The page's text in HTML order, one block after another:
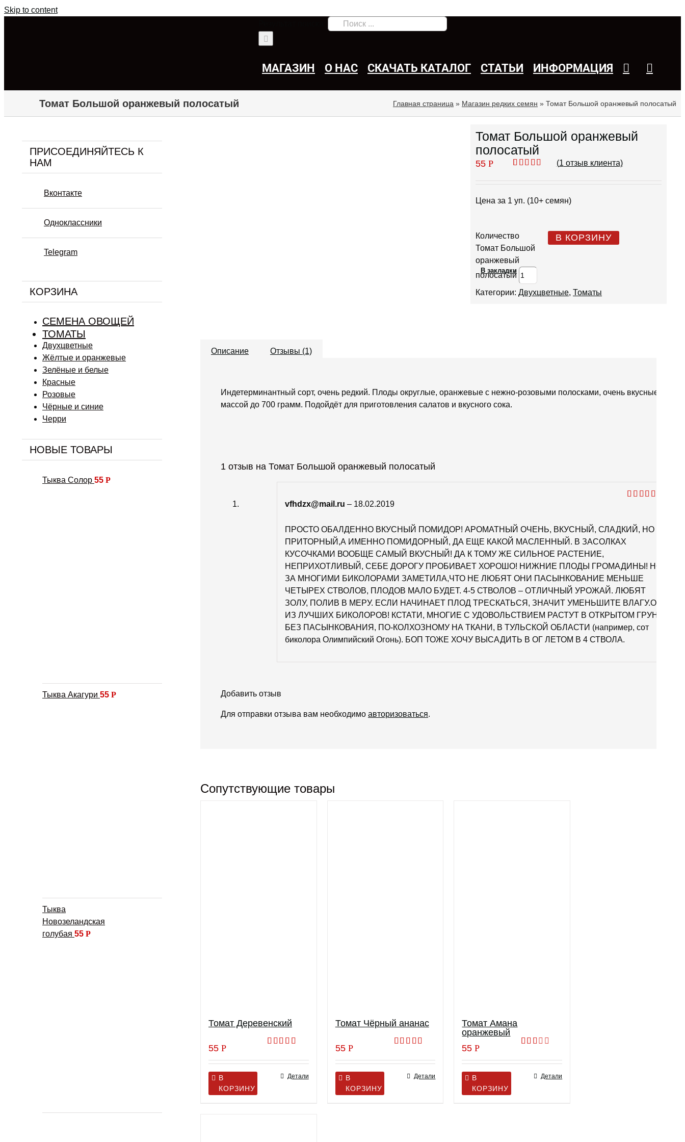
Skip to content
МАГАЗИН О НАС СКАЧАТЬ КАТАЛОГ СТАТЬИ ИНФОРМАЦИЯ
Томат Большой оранжевый полосатый Главная страница » Магазин редких семян » Томат Большой оранжевый полосатый
Томат Большой оранжевый
полосатый
55Р
опроса
пользователя
(1 отзыв клиента)
Цена за 1 уп. (10+ семян)
Количество
Томат Большой
оранжевый
полосатый
В КОРЗИНУ
В закладки
Категории:Двухцветные,Томаты
Описание Отзывы (1)
Индетерминантный сорт, очень редкий. Плоды округлые, оранжевые с нежно-розовыми полосками, очень вкусные,
массой до 700 грамм. Подойдёт для приготовления салатов и вкусного сока.
1 отзыв наТомат Большой оранжевый полосатый
vfhdzx@mail.ru– 18.02.2019
ПРОСТО ОБАЛДЕННО ВКУСНЫЙ ПОМИДОР! АРОМАТНЫЙ ОЧЕНЬ, ВКУСНЫЙ, СЛАДКИЙ, НО НЕ
ПРИТОРНЫЙ,А ИМЕННО ПОМИДОРНЫЙ, ДА ЕЩЕ КАКОЙ МАСЛЕННЫЙ. В ЗАСОЛКАХ
КУСОЧКАМИ ВООБЩЕ САМЫЙ ВКУСНЫЙ! ДА К ТОМУ ЖЕ СИЛЬНОЕ РАСТЕНИЕ,
НЕПРИХОТЛИВЫЙ, СЕБЕ ДОРОГУ ПРОБИВАЕТ ХОРОШО! НИЖНИЕ ПЛОДЫ ГРОМАДИНЫ! НО
ЗА МНОГИМИ БИКОЛОРАМИ ЗАМЕТИЛА,ЧТО НЕ ЛЮБЯТ ОНИ ПАСЫНКОВАНИЕ МЕНЬШЕ
ЧЕТЫРЕХ СТВОЛОВ, ПЛОДОВ МАЛО БУДЕТ. 4-5 СТВОЛОВ – ОТЛИЧНЫЙ УРОЖАЙ. ЛЮБЯТ
ЗОЛУ, ПОЛИВ В МЕРУ. ЕСЛИ НАЧИНАЕТ ПЛОД ТРЕСКАТЬСЯ, ЗНАЧИТ УМЕНЬШИТЕ ВЛАГУ.ОНИ
ИЗ ЛУЧШИХ БИКОЛОРОВ! КСТАТИ, МНОГИЕ С УДОВОЛЬСТВИЕМ РАСТУТ В ОТКРЫТОМ ГРУНТЕ
БЕЗ ПАСЫНКОВАНИЯ, ПО-КОЛХОЗНОМУ НА ТКАНИ, В ТУЛЬСКОЙ ОБЛАСТИ (например, сот
биколора Олимпийский Огонь). БОП ТОЖЕ ХОЧУ ВЫСАДИТЬ В ОГ ЛЕТОМ В 4 СТВОЛА.
Добавить отзыв
Для отправки отзыва вам необходимоавторизоваться.
Сопутствующие товары
Томат Деревенский
5.00из 5
55Р
В
КОРЗИНУ
Детали
Томат Чёрный ананас
5.00из 5
55 Р
В
КОРЗИНУ
Детали
Томат Амана
оранжевый
2.00
55Р
В
КОРЗИНУ
Детали
ПРИСОЕДИНЯЙТЕСЬ К
НАМ
Вконтакте
Одноклассники
Telegram
КОРЗИНА
СЕМЕНА ОВОЩЕЙ
ТОМАТЫ
Двухцветные
Жёлтые и оранжевые
Зелёные и белые
Красные
Розовые
Чёрные и синие
Черри
НОВЫЕ ТОВАРЫ
Тыква Солор 55 Р
Тыква Акагури 55 Р
Тыква
Новозеландская
голубая 55 Р